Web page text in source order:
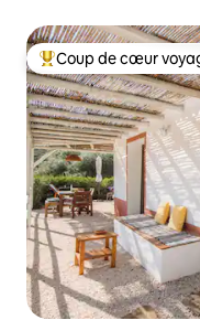
Coups de cœur
Coup de cœur